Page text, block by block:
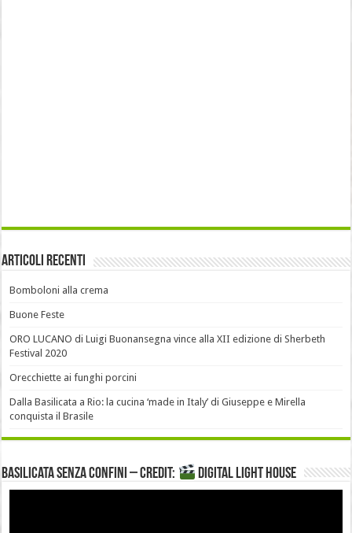
Articoli recenti
Bomboloni alla crema
Buone Feste
ORO LUCANO di Luigi Buonansegna vince alla XII edizione di Sherbeth
Festival 2020
Orecchiette ai funghi porcini
Dalla Basilicata a Rio: la cucina ‘made in Italy’ di Giuseppe e Mirella
conquista il Brasile
Basilicata senza confini – Credit: DIGITAL LIGHT HOUSE